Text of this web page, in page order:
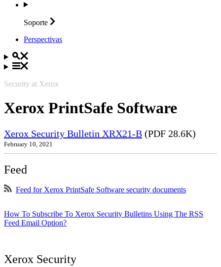
Soporte
Perspectivas
Security at Xerox
Xerox PrintSafe Software
Xerox Security Bulletin XRX21-B (PDF 28.6K)
February 10, 2021
Feed
Feed for Xerox PrintSafe Software security documents
How To Subscribe To Xerox Security Bulletins Using The RSS
Feed Email Option?
Xerox Security